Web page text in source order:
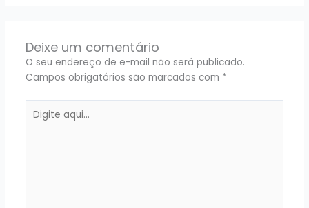
Deixe um comentário
O seu endereço de e-mail não será publicado.
Campos obrigatórios são marcados com *
aqui...